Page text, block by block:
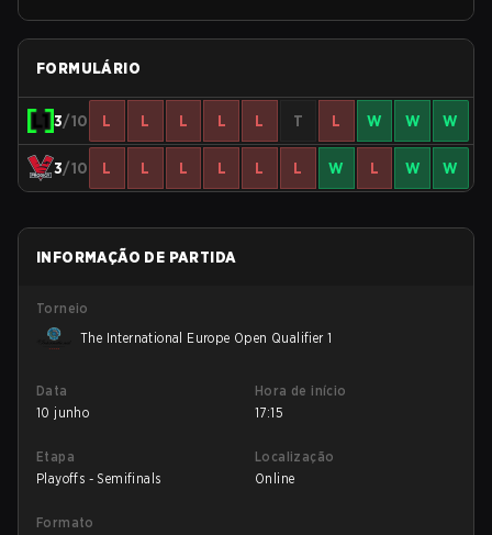
FORMULÁRIO
3/10 L L L L L T L W W W
3/10 L L L L L L W L W W
INFORMAÇÃO DE PARTIDA
Torneio
The International Europe Open Qualifier 1
Data
10 junho
Hora de início
17:15
Etapa
Playoffs - Semifinals
Localização
Online
Formato